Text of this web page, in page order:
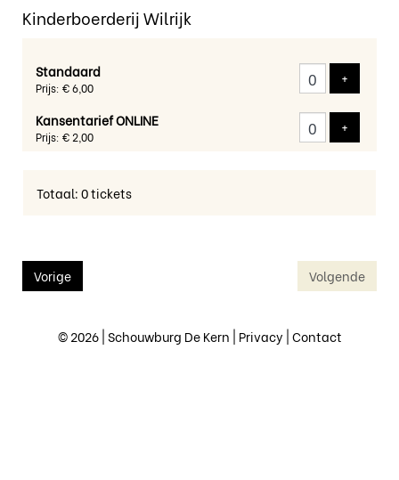
Kinderboerderij Wilrijk
Standaard
Prijs: € 6,00
+
Kansentarief ONLINE
Prijs: € 2,00
+
Totaal: 0 tickets
Vorige Volgende
© 2026 | Schouwburg De Kern | Privacy Contact